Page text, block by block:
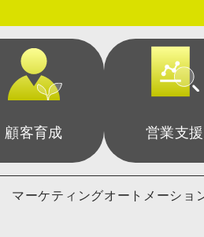
顧客育成 営業支援
マーケティングオートメーショ